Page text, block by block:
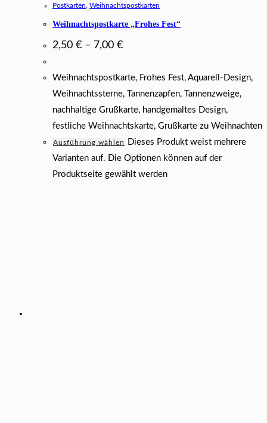
Postkarten, Weihnachtspostkarten
Weihnachtspostkarte „Frohes Fest“
2,50 € – 7,00 €
Weihnachtspostkarte, Frohes Fest, Aquarell-Design,
Weihnachtssterne, Tannenzapfen, Tannenzweige,
nachhaltige Grußkarte, handgemaltes Design,
festliche Weihnachtskarte, Grußkarte zu Weihnachten
Ausführung wählen
Dieses Produkt weist mehrere
Varianten auf. Die Optionen können auf der
Produktseite gewählt werden